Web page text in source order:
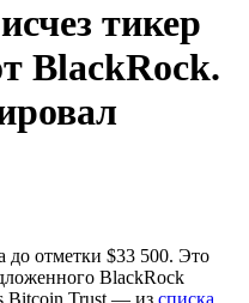
тикер
BlackRock.
отметки $33 500. Это
BlackRock
Bitcoin Trust — из списка